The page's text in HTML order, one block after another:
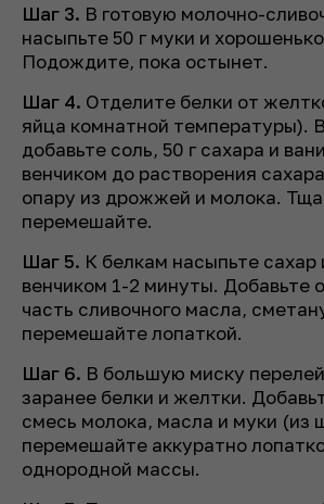
Шаг 3. В готовую молочно-
насыпьте 50 г муки и
Подождите, пока остынет.
Шаг 4. Отделите белки от
яйца комнатной температуры).
добавьте соль, 50 г сахара и
венчиком до растворения
опару из дрожжей и молока.
перемешайте.
Шаг 5. К белкам насыпьте сахар
венчиком 1-2 минуты. Добавьте
часть сливочного масла,
перемешайте лопаткой.
Шаг 6. В большую миску
заранее белки и желтки.
смесь молока, масла и муки (из
перемешайте аккуратно
однородной массы.